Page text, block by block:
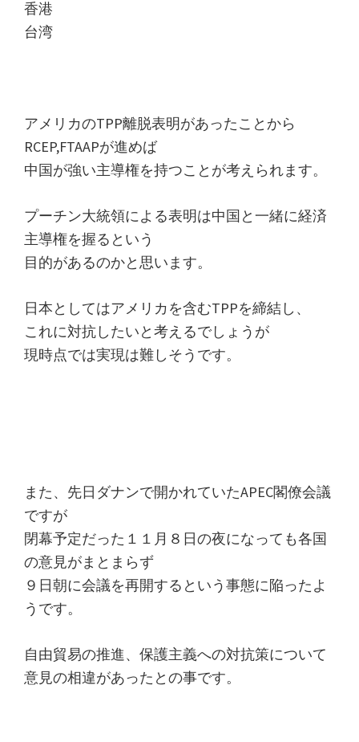
香港
台湾
アメリカのTPP離脱表明があったことから
RCEP,FTAAPが進めば
中国が強い主導権を持つことが考えられます。
プーチン大統領による表明は中国と一緒に経済
主導権を握るという
目的があるのかと思います。
日本としてはアメリカを含むTPPを締結し、
これに対抗したいと考えるでしょうが
現時点では実現は難しそうです。
また、先日ダナンで開かれていたAPEC閣僚会議
ですが
閉幕予定だった１１月８日の夜になっても各国
の意見がまとまらず
９日朝に会議を再開するという事態に陥ったよ
うです。
自由貿易の推進、保護主義への対抗策について
意見の相違があったとの事です。